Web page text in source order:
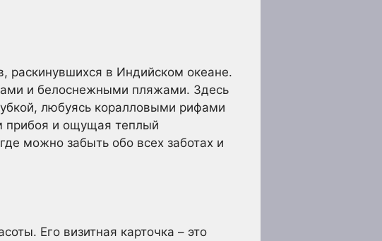
раскинувшихся в Индийском океане.
и белоснежными пляжами. Здесь
любуясь коралловыми рифами
прибоя и ощущая теплый
можно забыть обо всех заботах и
Его визитная карточка – это